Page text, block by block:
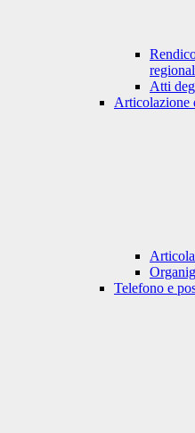
Atti
Articolazione
Telefono e